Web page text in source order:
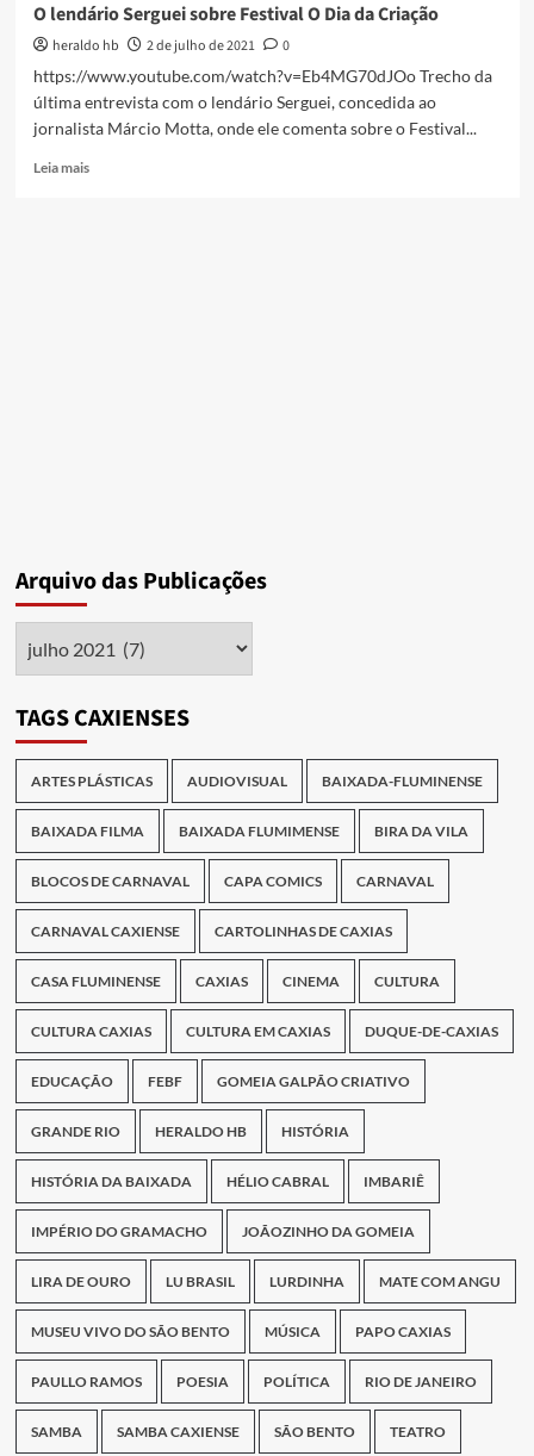
O lendário Serguei sobre Festival O Dia da Criação
heraldo hb 2 de julho de 2021
0
https://www.youtube.com/watch?v=Eb4MG70dJOo Trecho da
última entrevista com o lendário Serguei, concedida ao
jornalista Márcio Motta, onde ele comenta sobre o Festival...
Leia maisRead
Arquivo das Publicações
das
TAGS CAXIENSES
ARTES PLÁSTICAS AUDIOVISUAL BAIXADA-FLUMINENSE
BAIXADA FILMA BAIXADA FLUMIMENSE BIRA DA VILA
BLOCOS DE CARNAVAL CAPA COMICS CARNAVAL
CARNAVAL CAXIENSE CARTOLINHAS DE CAXIAS
CASA FLUMINENSE CAXIAS CINEMA CULTURA
CULTURA CAXIAS CULTURA EM CAXIAS DUQUE-DE-CAXIAS
EDUCAÇÃO FEBF GOMEIA GALPÃO CRIATIVO
GRANDE RIO HERALDO HB HISTÓRIA
HISTÓRIA DA BAIXADA HÉLIO CABRAL IMBARIÊ
IMPÉRIO DO GRAMACHO JOÃOZINHO DA GOMEIA
LIRA DE OURO LU BRASIL LURDINHA MATE COM ANGU
MUSEU VIVO DO SÃO BENTO MÚSICA PAPO CAXIAS
PAULLO RAMOS POESIA POLÍTICA RIO DE JANEIRO
SAMBA SAMBA CAXIENSE SÃO BENTO TEATRO